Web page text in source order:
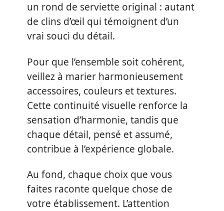
un rond de serviette original : autant
de clins d’œil qui témoignent d’un
vrai souci du détail.
Pour que l’ensemble soit cohérent,
veillez à marier harmonieusement
accessoires, couleurs et textures.
Cette continuité visuelle renforce la
sensation d’harmonie, tandis que
chaque détail, pensé et assumé,
contribue à l’expérience globale.
Au fond, chaque choix que vous
faites raconte quelque chose de
votre établissement. L’attention